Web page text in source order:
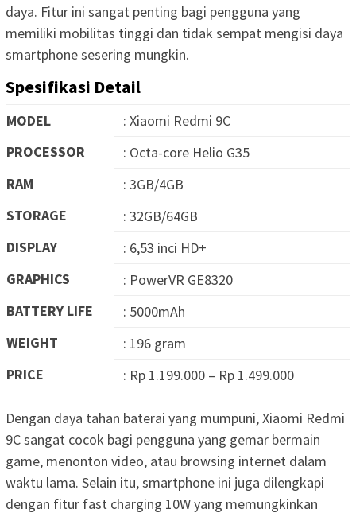
daya. Fitur ini sangat penting bagi pengguna yang
memiliki mobilitas tinggi dan tidak sempat mengisi daya
smartphone sesering mungkin.
Spesifikasi Detail
MODEL
: Xiaomi Redmi 9C
PROCESSOR
: Octa-core Helio G35
RAM
: 3GB/4GB
STORAGE
: 32GB/64GB
DISPLAY
: 6,53 inci HD+
GRAPHICS
: PowerVR GE8320
BATTERY LIFE
: 5000mAh
WEIGHT
: 196 gram
PRICE
: Rp 1.199.000 – Rp 1.499.000
Dengan daya tahan baterai yang mumpuni, Xiaomi Redmi
9C sangat cocok bagi pengguna yang gemar bermain
game, menonton video, atau browsing internet dalam
waktu lama. Selain itu, smartphone ini juga dilengkapi
dengan fitur fast charging 10W yang memungkinkan